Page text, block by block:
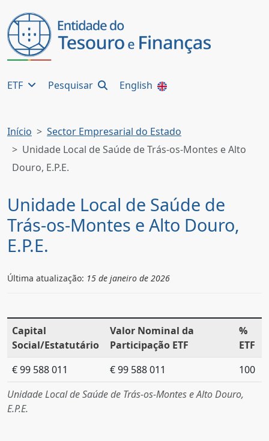
ETF Pesquisar English
Início
Sector Empresarial do Estado
Unidade Local de Saúde de Trás-os-Montes e Alto
Douro, E.P.E.
Unidade Local de Saúde de
Trás-os-Montes e Alto Douro,
E.P.E.
Última atualização: 15 de janeiro de 2026
Unidade Local de Saúde de Trás-os-Montes e Alto Douro,
E.P.E.
Capital
Social/Estatutário
Valor Nominal da
Participação ETF
%
ETF
€ 99 588 011
€ 99 588 011 100